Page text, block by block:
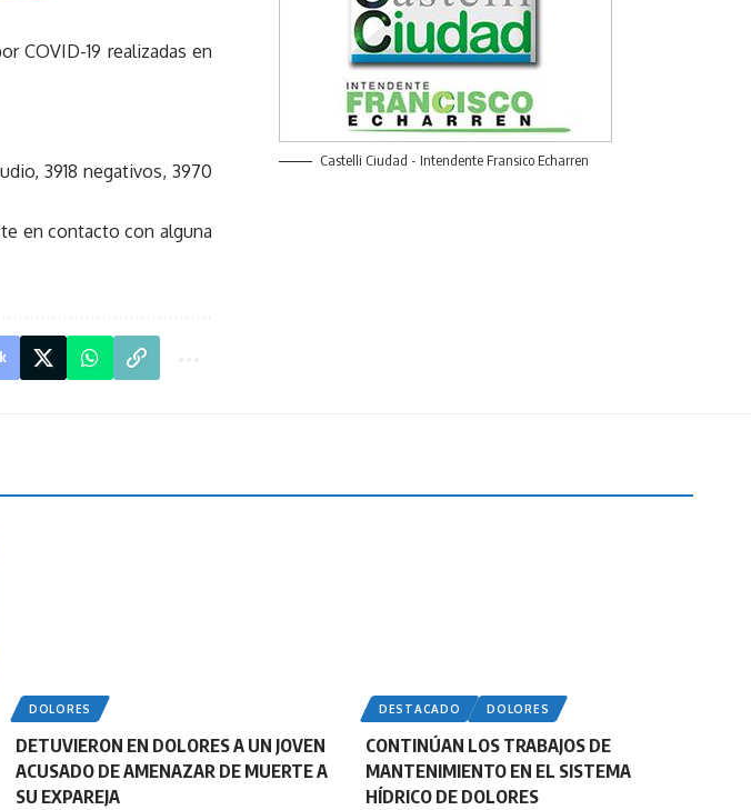
COVID-19 realizadas en
3918 negativos, 3970
en contacto con alguna
Castelli Ciudad - Intendente Fransico Echarren
DOLORES
DETUVIERON EN DOLORES A UN JOVEN
ACUSADO DE AMENAZAR DE MUERTE A
SU EXPAREJA
DESTACADO DOLORES
CONTINÚAN LOS TRABAJOS DE
MANTENIMIENTO EN EL SISTEMA
HÍDRICO DE DOLORES